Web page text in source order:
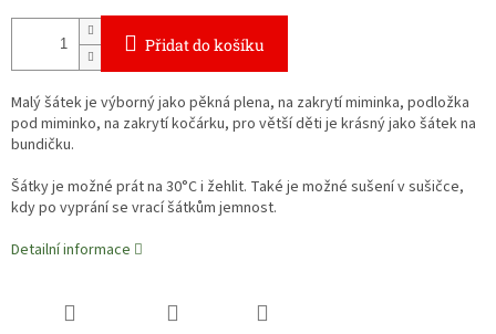
Přidat do košíku
Malý šátek je výborný jako pěkná plena, na zakrytí miminka, podložka
pod miminko, na zakrytí kočárku, pro větší děti je krásný jako šátek na
bundičku.
Šátky je možné prát na 30°C i žehlit. Také je možné sušení v sušičce,
kdy po vyprání se vrací šátkům jemnost.
Detailní informace